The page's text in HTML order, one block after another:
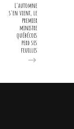
L'automne
s'en vient, le
premier
ministre
québécois
perd ses
feuilles